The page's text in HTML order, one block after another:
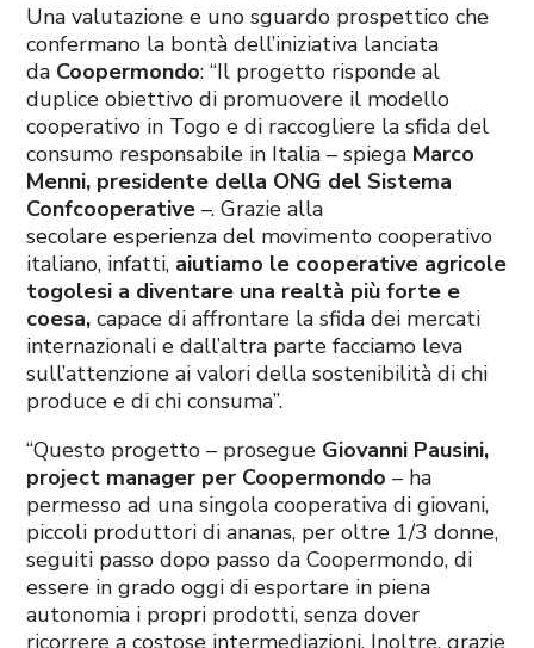
Una valutazione e uno sguardo prospettico che
confermano la bontà dell’iniziativa lanciata
da Coopermondo: “Il progetto risponde al
duplice obiettivo di promuovere il modello
cooperativo in Togo e di raccogliere la sfida del
consumo responsabile in Italia – spiega Marco
Menni, presidente della ONG del Sistema
Confcooperative –. Grazie alla
secolare esperienza del movimento cooperativo
italiano, infatti, aiutiamo le cooperative agricole
togolesi a diventare una realtà più forte e
coesa, capace di affrontare la sfida dei mercati
internazionali e dall’altra parte facciamo leva
sull’attenzione ai valori della sostenibilità di chi
produce e di chi consuma”.
“Questo progetto – prosegue Giovanni Pausini,
project manager per Coopermondo – ha
permesso ad una singola cooperativa di giovani,
piccoli produttori di ananas, per oltre 1/3 donne,
seguiti passo dopo passo da Coopermondo, di
essere in grado oggi di esportare in piena
autonomia i propri prodotti, senza dover
ricorrere a costose intermediazioni. Inoltre, grazie